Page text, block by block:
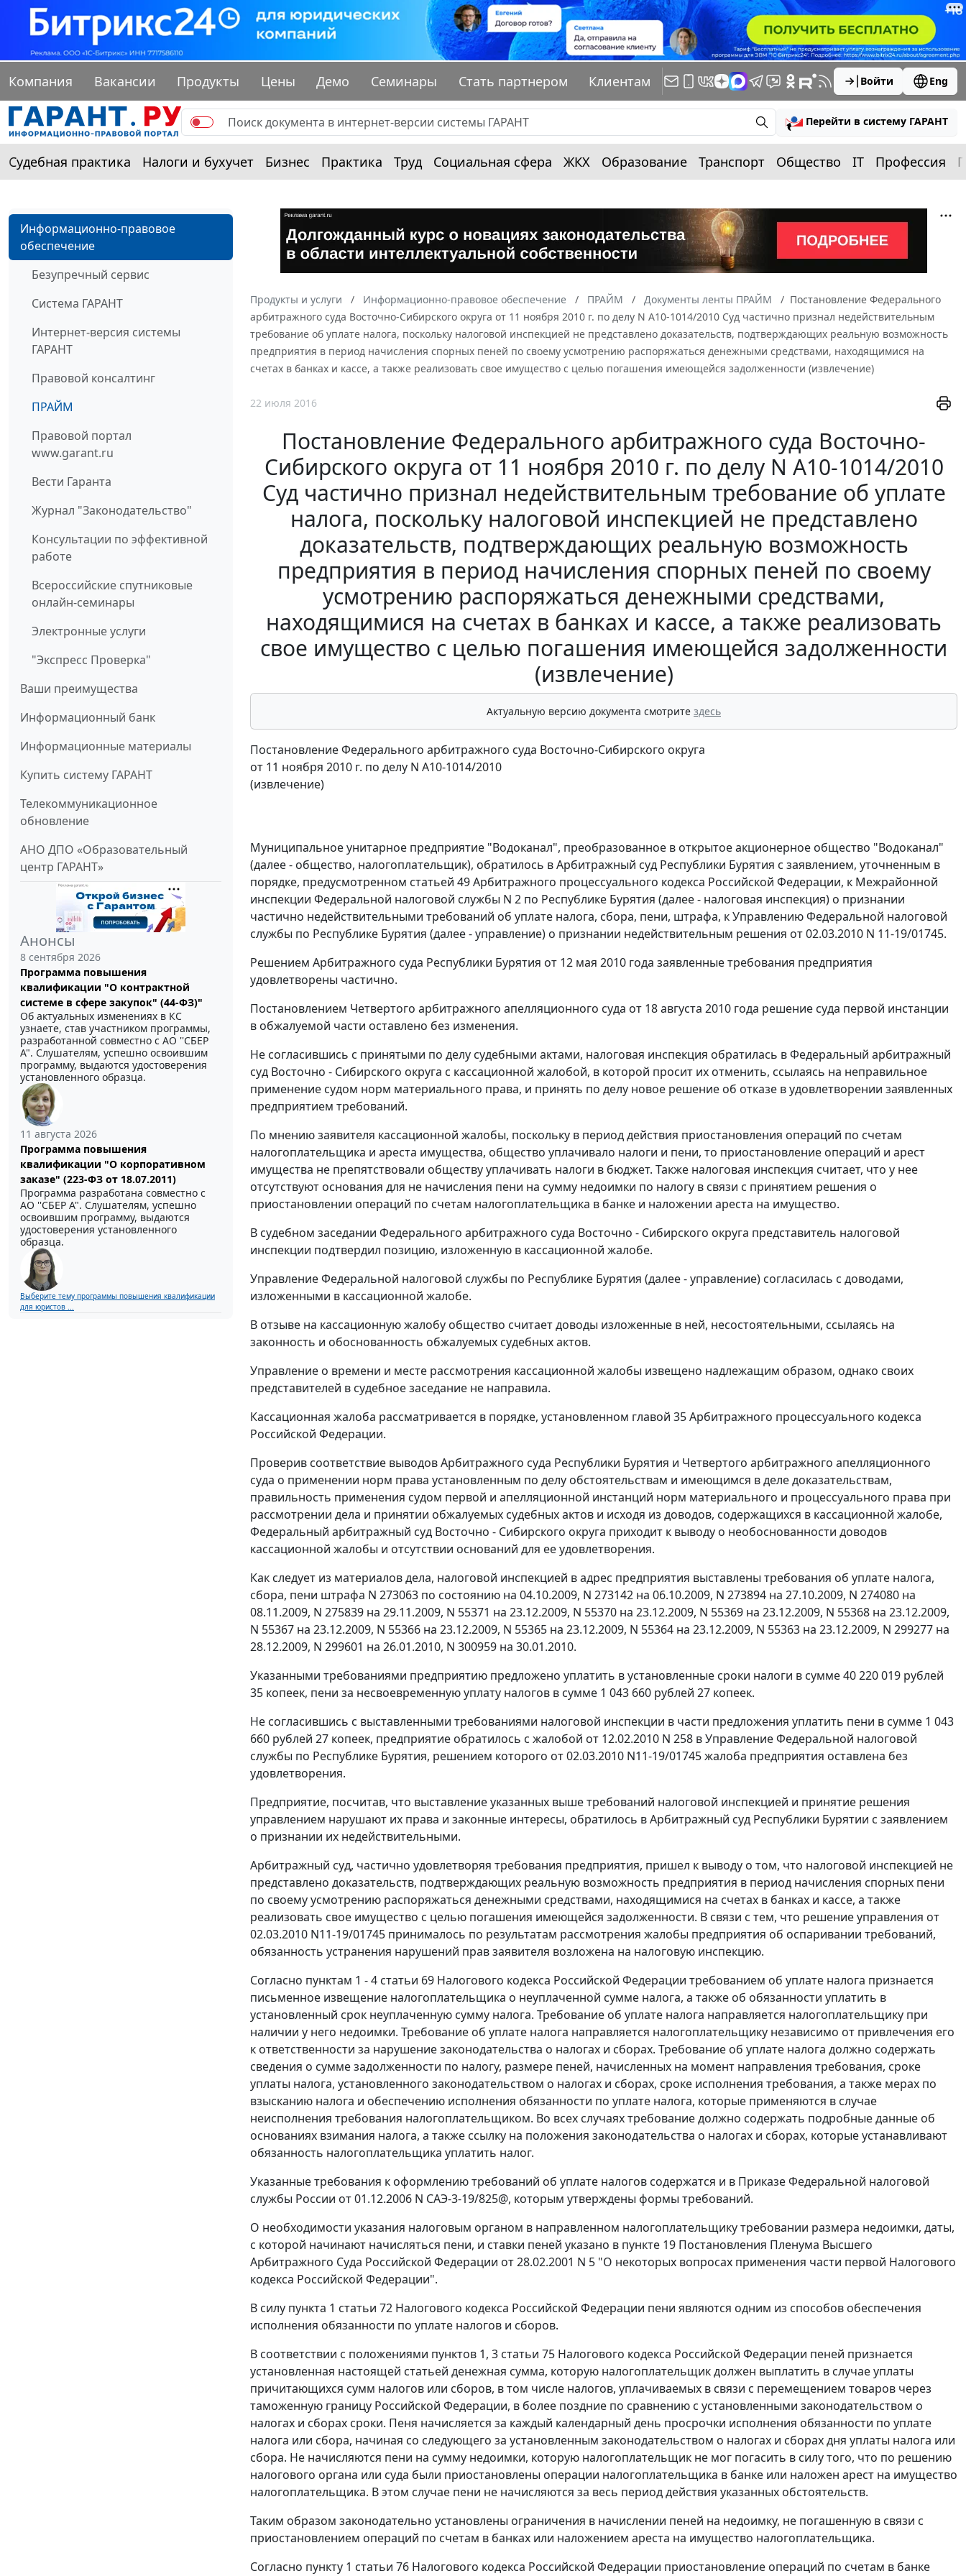
Компания Вакансии Продукты Цены Демо Семинары Стать партнером Клиентам Войти Eng
Перейти в систему ГАРАНТ
Судебная практика Налоги и бухучет Бизнес Практика Труд Социальная сфера ЖКХ Образование Транспорт Общество IT Профессия
Информационно-правовое
обеспечение
Безупречный сервис
Система ГАРАНТ
Интернет-версия системы
ГАРАНТ
Правовой консалтинг
ПРАЙМ
Правовой портал
www.garant.ru
Вести Гаранта
Журнал "Законодательство"
Консультации по эффективной
работе
Всероссийские спутниковые
онлайн-семинары
Электронные услуги
"Экспресс Проверка"
Ваши преимущества
Информационный банк
Информационные материалы
Купить систему ГАРАНТ
Телекоммуникационное
обновление
АНО ДПО «Образовательный
центр ГАРАНТ»
Анонсы
8 сентября 2026
Программа повышения
квалификации "О контрактной
системе в сфере закупок" (44-ФЗ)"
Об актуальных изменениях в КС
узнаете, став участником программы,
разработанной совместно с АО ''СБЕР
А". Слушателям, успешно освоившим
программу, выдаются удостоверения
установленного образца.
11 августа 2026
Программа повышения
квалификации "О корпоративном
заказе" (223-ФЗ от 18.07.2011)
Программа разработана совместно с
АО ''СБЕР А". Слушателям, успешно
освоившим программу, выдаются
удостоверения установленного
образца.
Выберите тему программы повышения квалификации
для юристов ...
Продукты и услуги Информационно-правовое обеспечение ПРАЙМ Документы ленты ПРАЙМ
Постановление Федерального
арбитражного суда Восточно-Сибирского округа от 11 ноября 2010 г. по делу N А10-1014/2010 Суд частично признал недействительным
требование об уплате налога, поскольку налоговой инспекцией не представлено доказательств, подтверждающих реальную возможность
предприятия в период начисления спорных пеней по своему усмотрению распоряжаться денежными средствами, находящимися на
счетах в банках и кассе, а также реализовать свое имущество с целью погашения имеющейся задолженности (извлечение)
22 июля 2016
Постановление Федерального арбитражного суда Восточно-
Сибирского округа от 11 ноября 2010 г. по делу N А10-1014/2010
Суд частично признал недействительным требование об уплате
налога, поскольку налоговой инспекцией не представлено
доказательств, подтверждающих реальную возможность
предприятия в период начисления спорных пеней по своему
усмотрению распоряжаться денежными средствами,
находящимися на счетах в банках и кассе, а также реализовать
свое имущество с целью погашения имеющейся задолженности
(извлечение)
Актуальную версию документа смотрите здесь
Постановление Федерального арбитражного суда Восточно-Сибирского округа
от 11 ноября 2010 г. по делу N А10-1014/2010
(извлечение)
Муниципальное унитарное предприятие "Водоканал", преобразованное в открытое акционерное общество "Водоканал"
(далее - общество, налогоплательщик), обратилось в Арбитражный суд Республики Бурятия с заявлением, уточненным в
порядке, предусмотренном статьей 49Арбитражного процессуального кодекса Российской Федерации, к Межрайонной
инспекции Федеральной налоговой службы N 2 по Республике Бурятия (далее - налоговая инспекция) о признании
частично недействительными требований об уплате налога, сбора, пени, штрафа, к Управлению Федеральной налоговой
службы по Республике Бурятия (далее - управление) о признании недействительным решения от 02.03.2010 N 11-19/01745.
Решением Арбитражного суда Республики Бурятия от 12 мая 2010 года заявленные требования предприятия
удовлетворены частично.
Постановлением Четвертого арбитражного апелляционного суда от 18 августа 2010 года решение суда первой инстанции
в обжалуемой части оставлено без изменения.
Не согласившись с принятыми по делу судебными актами, налоговая инспекция обратилась в Федеральный арбитражный
суд Восточно - Сибирского округа с кассационной жалобой, в которой просит их отменить, ссылаясь на неправильное
применение судом норм материального права, и принять по делу новое решение об отказе в удовлетворении заявленных
предприятием требований.
По мнению заявителя кассационной жалобы, поскольку в период действия приостановления операций по счетам
налогоплательщика и ареста имущества, общество уплачивало налоги и пени, то приостановление операций и арест
имущества не препятствовали обществу уплачивать налоги в бюджет. Также налоговая инспекция считает, что у нее
отсутствуют основания для не начисления пени на сумму недоимки по налогу в связи с принятием решения о
приостановлении операций по счетам налогоплательщика в банке и наложении ареста на имущество.
В судебном заседании Федерального арбитражного суда Восточно - Сибирского округа представитель налоговой
инспекции подтвердил позицию, изложенную в кассационной жалобе.
Управление Федеральной налоговой службы по Республике Бурятия (далее - управление) согласилась с доводами,
изложенными в кассационной жалобе.
В отзыве на кассационную жалобу общество считает доводы изложенные в ней, несостоятельными, ссылаясь на
законность и обоснованность обжалуемых судебных актов.
Управление о времени и месте рассмотрения кассационной жалобы извещено надлежащим образом, однако своих
представителей в судебное заседание не направила.
Кассационная жалоба рассматривается в порядке, установленном главой 35Арбитражного процессуального кодекса
Российской Федерации.
Проверив соответствие выводов Арбитражного суда Республики Бурятия и Четвертого арбитражного апелляционного
суда о применении норм права установленным по делу обстоятельствам и имеющимся в деле доказательствам,
правильность применения судом первой и апелляционной инстанций норм материального и процессуального права при
рассмотрении дела и принятии обжалуемых судебных актов и исходя из доводов, содержащихся в кассационной жалобе,
Федеральный арбитражный суд Восточно - Сибирского округа приходит к выводу о необоснованности доводов
кассационной жалобы и отсутствии оснований для ее удовлетворения.
Как следует из материалов дела, налоговой инспекцией в адрес предприятия выставлены требования об уплате налога,
сбора, пени штрафа N 273063 по состоянию на 04.10.2009, N 273142 на 06.10.2009, N 273894 на 27.10.2009, N 274080 на
08.11.2009, N 275839 на 29.11.2009, N 55371 на 23.12.2009, N 55370 на 23.12.2009, N 55369 на 23.12.2009, N 55368 на 23.12.2009,
N 55367 на 23.12.2009, N 55366 на 23.12.2009, N 55365 на 23.12.2009, N 55364 на 23.12.2009, N 55363 на 23.12.2009, N 299277 на
28.12.2009, N 299601 на 26.01.2010, N 300959 на 30.01.2010.
Указанными требованиями предприятию предложено уплатить в установленные сроки налоги в сумме 40 220 019 рублей
35 копеек, пени за несвоевременную уплату налогов в сумме 1 043 660 рублей 27 копеек.
Не согласившись с выставленными требованиями налоговой инспекции в части предложения уплатить пени в сумме 1 043
660 рублей 27 копеек, предприятие обратилось с жалобой от 12.02.2010 N 258 в Управление Федеральной налоговой
службы по Республике Бурятия, решением которого от 02.03.2010 N11-19/01745 жалоба предприятия оставлена без
удовлетворения.
Предприятие, посчитав, что выставление указанных выше требований налоговой инспекцией и принятие решения
управлением нарушают их права и законные интересы, обратилось в Арбитражный суд Республики Бурятии с заявлением
о признании их недействительными.
Арбитражный суд, частично удовлетворяя требования предприятия, пришел к выводу о том, что налоговой инспекцией не
представлено доказательств, подтверждающих реальную возможность предприятия в период начисления спорных пени
по своему усмотрению распоряжаться денежными средствами, находящимися на счетах в банках и кассе, а также
реализовать свое имущество с целью погашения имеющейся задолженности. В связи с тем, что решение управления от
02.03.2010 N11-19/01745 принималось по результатам рассмотрения жалобы предприятия об оспаривании требований,
обязанность устранения нарушений прав заявителя возложена на налоговую инспекцию.
Согласно пунктам 1 - 4 статьи 69 Налогового кодекса Российской Федерации требованием об уплате налога признается
письменное извещение налогоплательщика о неуплаченной сумме налога, а также об обязанности уплатить в
установленный срок неуплаченную сумму налога. Требование об уплате налога направляется налогоплательщику при
наличии у него недоимки. Требование об уплате налога направляется налогоплательщику независимо от привлечения его
к ответственности за нарушение законодательства о налогах и сборах. Требование об уплате налога должно содержать
сведения о сумме задолженности по налогу, размере пеней, начисленных на момент направления требования, сроке
уплаты налога, установленного законодательством о налогах и сборах, сроке исполнения требования, а также мерах по
взысканию налога и обеспечению исполнения обязанности по уплате налога, которые применяются в случае
неисполнения требования налогоплательщиком. Во всех случаях требование должно содержать подробные данные об
основаниях взимания налога, а также ссылку на положения законодательства о налогах и сборах, которые устанавливают
обязанность налогоплательщика уплатить налог.
Указанные требования к оформлению требований об уплате налогов содержатся и в ПриказеФедеральной налоговой
службы России от 01.12.2006 N САЭ-3-19/825@, которым утверждены формы требований.
О необходимости указания налоговым органом в направленном налогоплательщику требовании размера недоимки, даты,
с которой начинают начисляться пени, и ставки пеней указано в пункте 19 Постановления Пленума Высшего
Арбитражного Суда Российской Федерации от 28.02.2001 N 5 "О некоторых вопросах применения части первой Налогового
кодекса Российской Федерации".
В силу пункта 1 статьи 72 Налогового кодекса Российской Федерации пени являются одним из способов обеспечения
исполнения обязанности по уплате налогов и сборов.
В соответствии с положениями пунктов 1, 3 статьи 75 Налогового кодекса Российской Федерации пеней признается
установленная настоящей статьей денежная сумма, которую налогоплательщик должен выплатить в случае уплаты
причитающихся сумм налогов или сборов, в том числе налогов, уплачиваемых в связи с перемещением товаров через
таможенную границу Российской Федерации, в более поздние по сравнению с установленными законодательством о
налогах и сборах сроки. Пеня начисляется за каждый календарный день просрочки исполнения обязанности по уплате
налога или сбора, начиная со следующего за установленным законодательством о налогах и сборах дня уплаты налога или
сбора. Не начисляются пени на сумму недоимки, которую налогоплательщик не мог погасить в силу того, что по решению
налогового органа или суда были приостановлены операции налогоплательщика в банке или наложен арест на имущество
налогоплательщика. В этом случае пени не начисляются за весь период действия указанных обстоятельств.
Таким образом законодательно установлены ограничения в начислении пеней на недоимку, не погашенную в связи с
приостановлением операций по счетам в банках или наложением ареста на имущество налогоплательщика.
Согласно пункту 1 статьи 76 Налогового кодекса Российской Федерации приостановление операций по счетам в банке